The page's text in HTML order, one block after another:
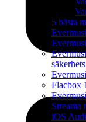
5 bästa
Flacbox
Streama
iOS